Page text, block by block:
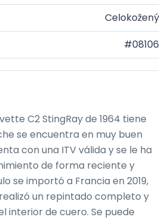
Celokožený
#08106
C2 StingRay de 1964 tiene
se encuentra en muy buen
con una ITV válida y se le ha
de forma reciente y
se importó a Francia en 2019,
un repintado completo y
interior de cuero. Se puede